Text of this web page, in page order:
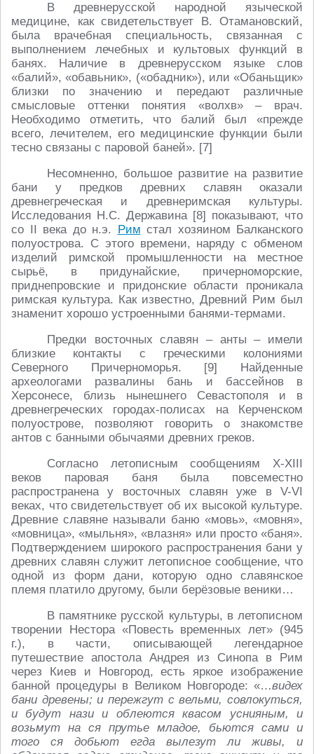
В древнерусской народной языческой
медицине, как свидетельствует В. Отамановский,
была врачебная специальность, связанная с
выполнением лечебных и культовых функций в
банях. Наличие в древнерусском языке слов
«балий», «обавьник», («обадник»), или «Обаньщик»
близки по значению и передают различные
смысловые оттенки понятия «волхв» – врач.
Необходимо отметить, что балий был «прежде
всего, лечителем, его медицинские функции были
тесно связаны с паровой баней». [7]
Несомненно, большое развитие на развитие
бани у предков древних славян оказали
древнегреческая и древнеримская культуры.
Исследования Н.С. Державина [8] показывают, что
со II века до н.э. Рим стал хозяином Балканского
полуострова. С этого времени, наряду с обменом
изделий римской промышленности на местное
сырьё, в придунайские, причерноморские,
приднепровские и придонские области проникала
римская культура. Как известно, Древний Рим был
знаменит хорошо устроенными банями-термами.
Предки восточных славян – анты – имели
близкие контакты с греческими колониями
Северного Причерноморья. [9] Найденные
археологами развалины бань и бассейнов в
Херсонесе, близь нынешнего Севастополя и в
древнегреческих городах-полисах на Керченском
полуострове, позволяют говорить о знакомстве
антов с банными обычаями древних греков.
Согласно летописным сообщениям X-XIII
веков паровая баня была повсеместно
распространена у восточных славян уже в V-VI
веках, что свидетельствует об их высокой культуре.
Древние славяне называли баню «мовь», «мовня»,
«мовница», «мыльня», «влазня» или просто «баня».
Подтверждением широкого распространения бани у
древних славян служит летописное сообщение, что
одной из форм дани, которую одно славянское
племя платило другому, были берёзовые веники…
В памятнике русской культуры, в летописном
творении Нестора «Повесть временных лет» (945
г.), в части, описывающей легендарное
путешествие апостола Андрея из Синопа в Рим
через Киев и Новгород, есть яркое изображение
банной процедуры в Великом Новгороде: «…видех
бани древены; и пережгут с вельми, совлокуться,
и будут нази и облеются квасом уснияным, и
возьмут на ся прутье младое, бьются сами и
того ся добьют егда вылезут ли живы, и